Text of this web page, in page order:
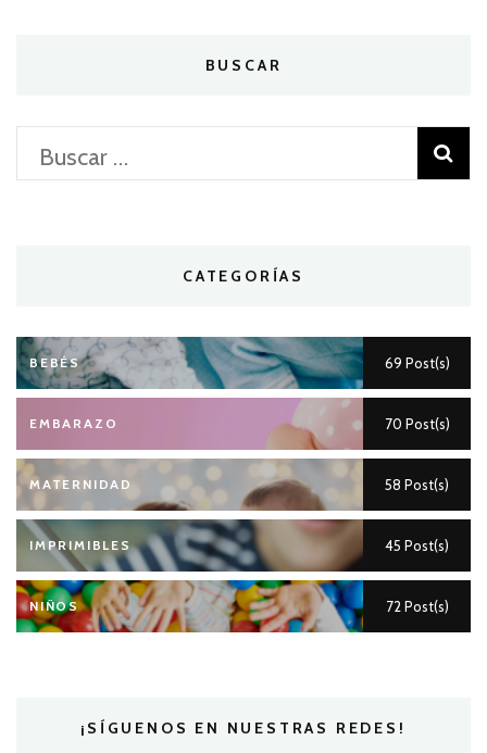
BUSCAR
Buscar:
CATEGORÍAS
BEBÉS 69 Post(s)
EMBARAZO 70 Post(s)
MATERNIDAD 58 Post(s)
IMPRIMIBLES 45 Post(s)
NIÑOS 72 Post(s)
¡SÍGUENOS EN NUESTRAS REDES!